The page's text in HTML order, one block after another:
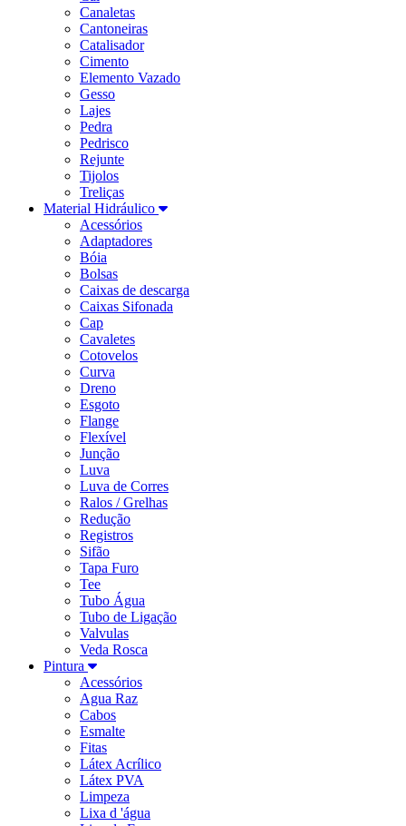
Canaletas
Cantoneiras
Catalisador
Cimento
Elemento Vazado
Gesso
Lajes
Pedra
Pedrisco
Rejunte
Tijolos
Treliças
Material Hidráulico
Acessórios
Adaptadores
Bóia
Bolsas
Caixas de descarga
Caixas Sifonada
Cap
Cavaletes
Cotovelos
Curva
Dreno
Esgoto
Flange
Flexível
Junção
Luva
Luva de Corres
Ralos / Grelhas
Redução
Registros
Sifão
Tapa Furo
Tee
Tubo Água
Tubo de Ligação
Valvulas
Veda Rosca
Pintura
Acessórios
Agua Raz
Cabos
Esmalte
Fitas
Látex Acrílico
Látex PVA
Limpeza
Lixa d 'água